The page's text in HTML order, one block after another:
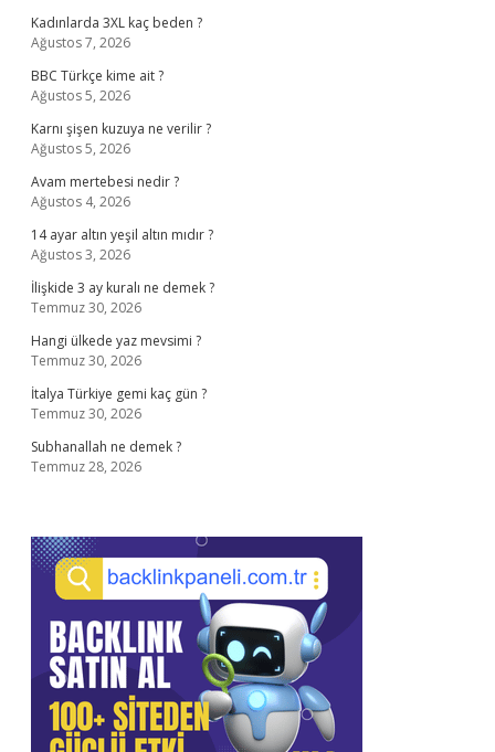
Kadınlarda 3XL kaç beden ?
Ağustos 7, 2026
BBC Türkçe kime ait ?
Ağustos 5, 2026
Karnı şişen kuzuya ne verilir ?
Ağustos 5, 2026
Avam mertebesi nedir ?
Ağustos 4, 2026
14 ayar altın yeşil altın mıdır ?
Ağustos 3, 2026
İlişkide 3 ay kuralı ne demek ?
Temmuz 30, 2026
Hangi ülkede yaz mevsimi ?
Temmuz 30, 2026
İtalya Türkiye gemi kaç gün ?
Temmuz 30, 2026
Subhanallah ne demek ?
Temmuz 28, 2026